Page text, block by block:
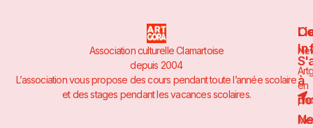
Association culturelle Clamartoise
depuis 2004
L’association vous propose des cours pendant toute l’année scolaire
et des stages pendant les vacances scolaires.
en
à